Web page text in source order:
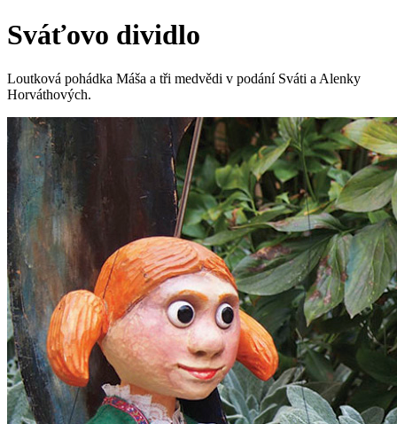
Sváťovo dividlo
Loutková pohádka Máša a tři medvědi v podání Sváti a Alenky
Horváthových.